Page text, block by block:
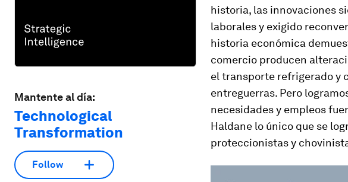
Mantente al día:
Technological
Transformation
Follow
historia, las innovaciones
laborales y exigido
historia económica
comercio producen
el transporte refrigerado y
entreguerras. Pero
necesidades y empleos
Haldane lo único que se
proteccionistas y